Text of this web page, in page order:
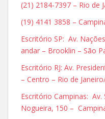
(21) 2184-7397 – Rio de
(19) 4141 3858 –
Escritório SP: Av.
andar – Brooklin – São
Escritório RJ: Av.
– Centro – Rio de
Escritório Campinas: Av.
Nogueira, 150 –